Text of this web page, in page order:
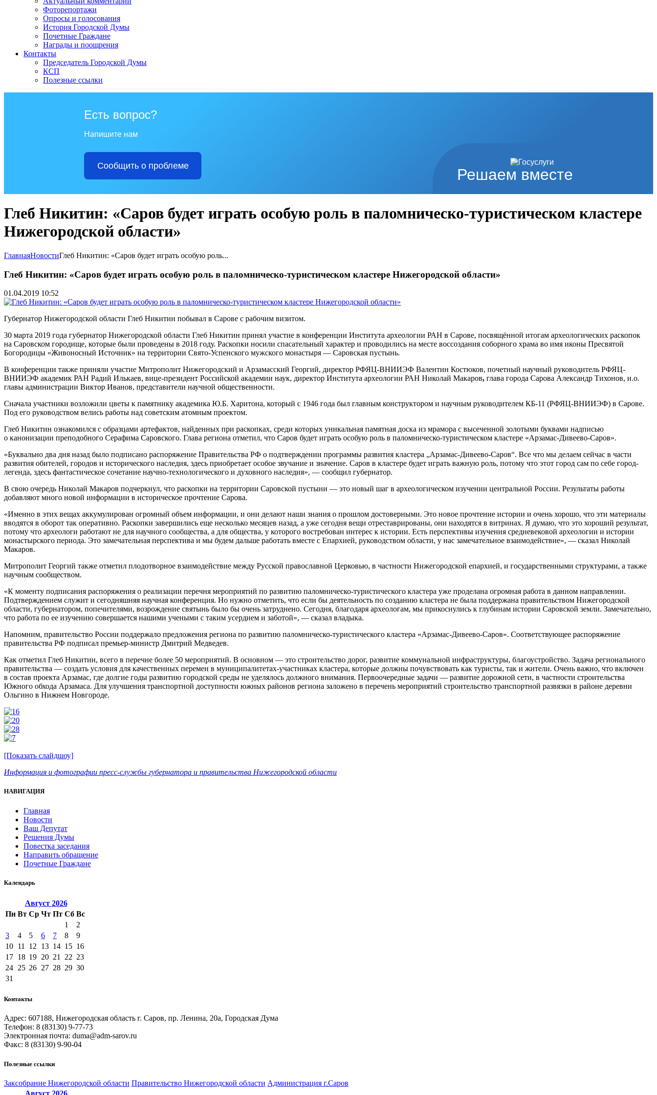
Фоторепортажи
Опросы и голосования
История Городской Думы
Почетные Граждане
Награды и поощрения
Контакты
Председатель Городской Думы
КСП
Полезные ссылки
Решаем вместе
Есть вопрос?
Напишите нам
Сообщить о проблеме
Глеб Никитин: «Саров будет играть особую роль в паломническо-туристическом кластере
Нижегородской области»
ГлавнаяНовостиГлеб Никитин: «Саров будет играть особую роль...
Глеб Никитин: «Саров будет играть особую роль в паломническо-туристическом кластере Нижегородской области»
01.04.2019 10:52
Губернатор Нижегородской области Глеб Никитин побывал в Сарове с рабочим визитом.
30 марта 2019 года губернатор Нижегородской области Глеб Никитин принял участие в конференции Института археологии РАН в Сарове, посвящённой итогам археологических раскопок
на Саровском городище, которые были проведены в 2018 году. Раскопки носили спасательный характер и проводились на месте воссоздания соборного храма во имя иконы Пресвятой
Богородицы «Живоносный Источник» на территории Свято-Успенского мужского монастыря — Саровская пустынь.
В конференции также приняли участие Митрополит Нижегородский и Арзамасский Георгий, директор РФЯЦ-ВНИИЭФ Валентин Костюков, почетный научный руководитель РФЯЦ-
ВНИИЭФ академик РАН Радий Илькаев, вице-президент Российской академии наук, директор Института археологии РАН Николай Макаров, глава города Сарова Александр Тихонов, и.о.
главы администрации Виктор Иванов, представители научной общественности.
Сначала участники возложили цветы к памятнику академика Ю.Б. Харитона, который с 1946 года был главным конструктором и научным руководителем КБ-11 (РФЯЦ-ВНИИЭФ) в Сарове.
Под его руководством велись работы над советским атомным проектом.
Глеб Никитин ознакомился с образцами артефактов, найденных при раскопках, среди которых уникальная памятная доска из мрамора с высеченной золотыми буквами надписью
о канонизации преподобного Серафима Саровского. Глава региона отметил, что Саров будет играть особую роль в паломническо-туристическом кластере «Арзамас-Дивеево-Саров».
«Буквально два дня назад было подписано распоряжение Правительства РФ о подтверждении программы развития кластера „Арзамас-Дивеево-Саров“. Все что мы делаем сейчас в части
развития обителей, городов и исторического наследия, здесь приобретает особое звучание и значение. Саров в кластере будет играть важную роль, потому что этот город сам по себе город-
легенда, здесь фантастическое сочетание научно-технологического и духовного наследия», — сообщил губернатор.
В свою очередь Николай Макаров подчеркнул, что раскопки на территории Саровской пустыни — это новый шаг в археологическом изучении центральной России. Результаты работы
добавляют много новой информации в историческое прочтение Сарова.
«Именно в этих вещах аккумулирован огромный объем информации, и они делают наши знания о прошлом достоверными. Это новое прочтение истории и очень хорошо, что эти материалы
вводятся в оборот так оперативно. Раскопки завершились еще несколько месяцев назад, а уже сегодня вещи отреставрированы, они находятся в витринах. Я думаю, что это хороший результат,
потому что археологи работают не для научного сообщества, а для общества, у которого востребован интерес к истории. Есть перспективы изучения средневековой археологии и истории
монастырского периода. Это замечательная перспектива и мы будем дальше работать вместе с Епархией, руководством области, у нас замечательное взаимодействие», — сказал Николай
Макаров.
Митрополит Георгий также отметил плодотворное взаимодействие между Русской православной Церковью, в частности Нижегородской епархией, и государственными структурами, а также
научным сообществом.
«К моменту подписания распоряжения о реализации перечня мероприятий по развитию паломническо-туристического кластера уже проделана огромная работа в данном направлении.
Подтверждением служит и сегодняшняя научная конференция. Но нужно отметить, что если бы деятельность по созданию кластера не была поддержана правительством Нижегородской
области, губернатором, попечителями, возрождение святынь было бы очень затруднено. Сегодня, благодаря археологам, мы прикоснулись к глубинам истории Саровской земли. Замечательно,
что работа по ее изучению совершается нашими учеными с таким усердием и заботой», — сказал владыка.
Напомним, правительство России поддержало предложения региона по развитию паломническо-туристического кластера «Арзамас-Дивеево-Саров». Соответствующее распоряжение
правительства РФ подписал премьер-министр Дмитрий Медведев.
Как отметил Глеб Никитин, всего в перечне более 50 мероприятий. В основном — это строительство дорог, развитие коммунальной инфраструктуры, благоустройство. Задача регионального
правительства — создать условия для качественных перемен в муниципалитетах-участниках кластера, которые должны почувствовать как туристы, так и жители. Очень важно, что включен
в состав проекта Арзамас, где долгие годы развитию городской среды не уделялось должного внимания. Первоочередные задачи — развитие дорожной сети, в частности строительства
Южного обхода Арзамаса. Для улучшения транспортной доступности южных районов региона заложено в перечень мероприятий строительство транспортной развязки в районе деревни
Ольгино в Нижнем Новгороде.
[Показать слайдшоу]
Информация и фотографии пресс-службы губернатора и правительства Нижегородской области
НАВИГАЦИЯ
Главная
Новости
Ваш Депутат
Решения Думы
Повестка заседания
Направить обращение
Почетные Граждане
Календарь
Август 2026
Пн Вт Ср Чт Пт Сб Вс
1
2
3
4 5 6 7 8
9
10 11 12 13 14 15 16
17 18 19 20 21 22 23
24 25 26 27 28 29 30
31
Контакты
Адрес: 607188, Нижегородская область г. Саров, пр. Ленина, 20а, Городская Дума
Телефон: 8 (83130) 9-77-73
Электронная почта: duma@adm-sarov.ru
Факс: 8 (83130) 9-90-04
Полезные ссылки
Закcобрание Нижегородской области Правительство Нижегородской области Администрация г.Саров
Август 2026